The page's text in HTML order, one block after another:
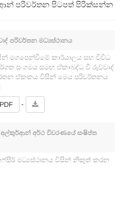
පරිවර්තන පිටපත් පිරික්සන්න
පරිවර්තන මධ්‍යස්ථානය
මගපෙන්වීමේ කාර්යාලය සහ විවිධ
සංගමය සමඟ ඒකාබද්ධ වී රුව්වාද්
ඒකකය විසින් මෙය පරිවර්තනය
PDF -
අල්කුර්ආන් අර්ථ විවරණයේ සංෂිප්ත
මධ්‍යස්ථානය විසින් නිකුත් කරන